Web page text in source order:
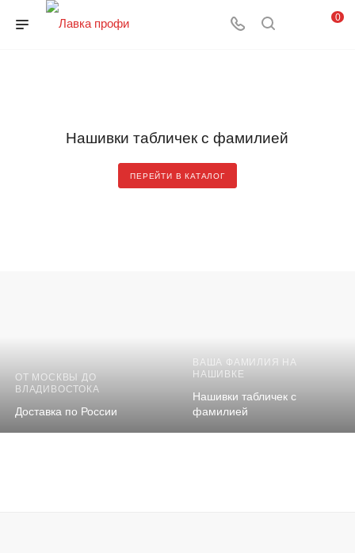
0
Нашивки табличек с фамилией
ПЕРЕЙТИ В КАТАЛОГ
ОТ МОСКВЫ ДО
ВЛАДИВОСТОКА
Доставка по России
ВАША ФАМИЛИЯ НА
НАШИВКЕ
Нашивки табличек с
фамилией